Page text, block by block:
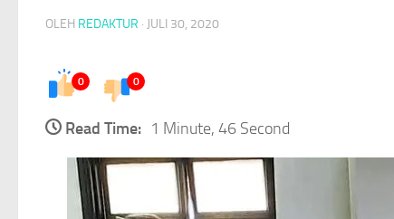
OLEH REDAKTUR · JULI 30, 2020
0 0
Read Time: 1 Minute, 46 Second